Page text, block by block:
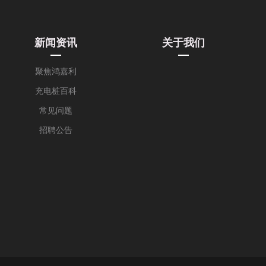
新闻资讯
聚焦鸿嘉利
充电桩百科
常见问题
招聘公告
关于我们